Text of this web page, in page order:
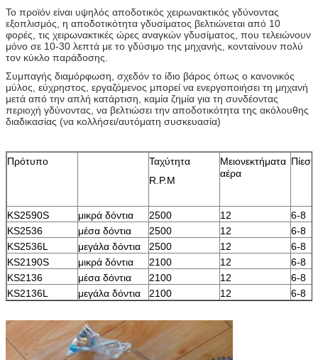
Το προϊόν είναι υψηλός αποδοτικός χειρωνακτικός γδύνοντας
εξοπλισμός, η αποδοτικότητα γδυσίματος βελτιώνεται από 10
φορές, τις χειρωνακτικές ώρες αναγκών γδυσίματος, που τελειώνουν
μόνο σε 10-30 λεπτά με το γδύσιμο της μηχανής, κονταίνουν πολύ
τον κύκλο παράδοσης.
Συμπαγής διαμόρφωση, σχεδόν το ίδιο βάρος όπως ο κανονικός
μύλος, εύχρηστος, εργαζόμενος μπορεί να ενεργοποιήσει τη μηχανή
μετά από την απλή κατάρτιση, καμία ζημία για τη συνδέοντας
περιοχή γδύνοντας, να βελτιώσει την αποδοτικότητα της ακόλουθης
διαδικασίας (να κολλήσει/αυτόματη συσκευασία)
Πρότυπο
Ταχύτητα
R.P.M
Μειονεκτήματα
αέρα
KS2590S μικρά δόντια 2500 12
6-8
KS2536
μέσα δόντια 2500 12
6-8
KS2536L
μεγάλα δόντια 2500 12
6-8
KS2190S
μικρά δόντια 2100 12
6-8
KS2136
μέσα δόντια 2100 12
6-8
KS2136L
μεγάλα δόντια 2100 12 6-8